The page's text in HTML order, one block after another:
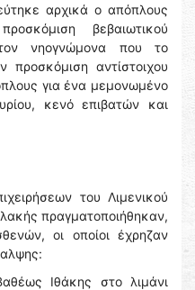
αρχικά ο απόπλους
βεβαιωτικού
νηογνώμονα που το
αντίστοιχου
για ένα μεμονωμένο
κενό επιβατών και
του Λιμενικού
πραγματοποιήθηκαν,
οι οποίοι έχρηζαν
Ιθάκης στο λιμάνι